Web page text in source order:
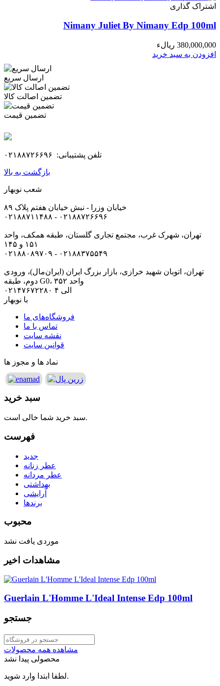
اشتراک گذاری
Nimany Juliet By Nimany Edp 100ml
380,000,000 ریالء
افزودن به سبد خرید
ارسال سریع
تضمین اصالت کالا
تضمین قیمت
تلفن پشتیبانی: ۰۲۱۸۸۷۲۶۶۹۶
بازگشت به بالا
شعب نوبهار
خیابان وزرا - نبش خیابان هفتم پلاک ۸۹
۰۲۱۸۸۷۱۱۴۸۸ - ۰۲۱۸۸۷۲۶۶۹۶
تهران، شهرک غرب، مجتمع تجاری گلستان، طبقه همکف، واحد
۱۵۱ و ۱۴۵
۰۲۱۸۸۰۸۹۷۰۹ - ۰۲۱۸۸۳۷۵۵۴۹
تهران، اتوبان شهید خرازی، بازار بزرگ ایران (ایران‌مال)، ورودی
دوم، طبقه G0، واحد ۳۵۲
۰۲۱۴۷۶۷۲۲۸۰ الی ۴
با نوبهار
فروشگاه‌های ما
تماس با ما
نقشه سایت
قوانین سایت
نماد ها و مجوز ها
سبد خرید
سبد خرید شما خالی است.
فهرست
جدید
عطر زنانه
عطر مردانه
بهداشتی
آرایشی
برندها
محبوب
موردی یافت نشد
مشاهدات اخیر
Guerlain L'Homme L'Ideal Intense Edp 100ml
جستجو
مشاهده همه محصولات
محصولی پیدا نشد
لطفا ابتدا وارد شوید.